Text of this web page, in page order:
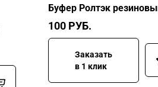
Буфер Ролтэк
100 РУБ.
Заказать
в 1 клик